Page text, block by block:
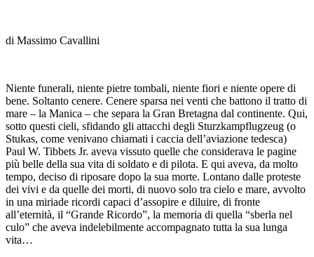
di Massimo Cavallini
Niente funerali, niente pietre tombali, niente fiori e niente opere di
bene. Soltanto cenere. Cenere sparsa nei venti che battono il tratto di
mare – la Manica – che separa la Gran Bretagna dal continente. Qui,
sotto questi cieli, sfidando gli attacchi degli Sturzkampflugzeug (o
Stukas, come venivano chiamati i caccia dell’aviazione tedesca)
Paul W. Tibbets Jr. aveva vissuto quelle che considerava le pagine
più belle della sua vita di soldato e di pilota. E qui aveva, da molto
tempo, deciso di riposare dopo la sua morte. Lontano dalle proteste
dei vivi e da quelle dei morti, di nuovo solo tra cielo e mare, avvolto
in una miriade ricordi capaci d’assopire e diluire, di fronte
all’eternità, il “Grande Ricordo”, la memoria di quella “sberla nel
culo” che aveva indelebilmente accompagnato tutta la sua lunga
vita…